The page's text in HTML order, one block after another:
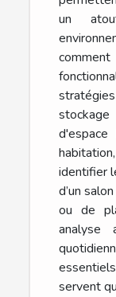
un
d'espace
identifier
d’un
ou de
analyse
servent